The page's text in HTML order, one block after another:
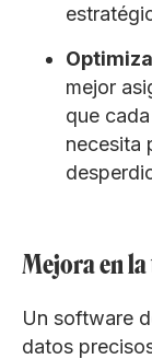
mejor
que
necesita
Mejora en
Un software
datos